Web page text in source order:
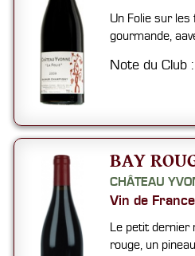
Un Folie sur
gourmande,
Note du Club
BAY
CHÂTEAU
Vin de France
Le petit dernier
rouge, un